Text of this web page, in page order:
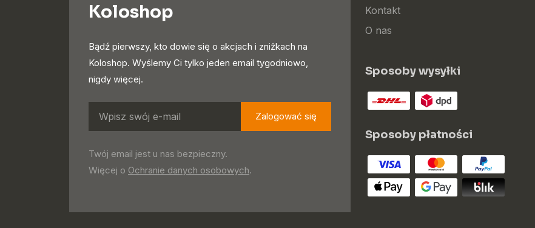
Koloshop
Bądź pierwszy, kto dowie się o akcjach i zniżkach na
Koloshop. Wyślemy Ci tylko jeden email tygodniowo,
nigdy więcej.
Zalogować się
Twój email jest u nas bezpieczny.
Więcej o Ochranie danych osobowych.
Kontakt
O nas
Sposoby wysyłki
Sposoby płatności